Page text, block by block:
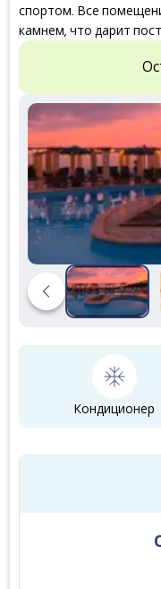
спортом. Все
камнем, что дарит
Кондиционер